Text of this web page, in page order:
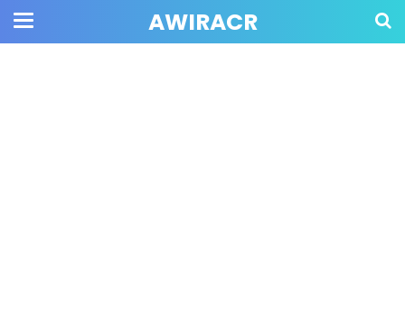
AWIRACR